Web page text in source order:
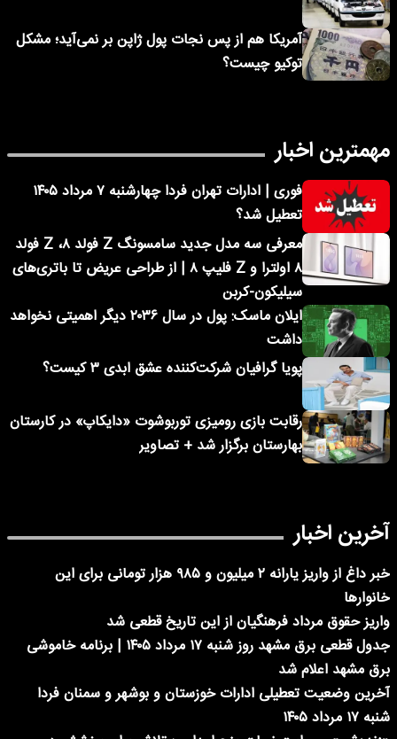
آمریکا هم از پس نجات پول ژاپن بر نمی‌آید؛ مشکل
توکیو چیست؟
مهمترین اخبار
فوری | ادارات تهران فردا چهارشنبه ۷ مرداد ۱۴۰۵
تعطیل شد؟
معرفی سه مدل جدید سامسونگ Z فولد ۸، Z فولد
۸ اولترا و Z فلیپ ۸ | از طراحی عریض تا باتری‌های
سیلیکون-کربن
ایلان ماسک: پول در سال ۲۰۳۶ دیگر اهمیتی نخواهد
داشت
پویا گرافیان شرکت‌کننده عشق ابدی ۳ کیست؟
رقابت بازی رومیزی توربوشوت «دایکاپ» در کارستان
بهارستان برگزار شد + تصاویر
آخرین اخبار
خبر داغ از واریز یارانه ۲ میلیون و ۹۸۵ هزار تومانی برای این
خانوارها
واریز حقوق مرداد فرهنگیان از این تاریخ قطعی شد
جدول قطعی برق مشهد روز شنبه ۱۷ مرداد ۱۴۰۵ | برنامه خاموشی
برق مشهد اعلام شد
آخرین وضعیت تعطیلی ادارات خوزستان و بوشهر و سمنان فردا
شنبه ۱۷ مرداد ۱۴۰۵